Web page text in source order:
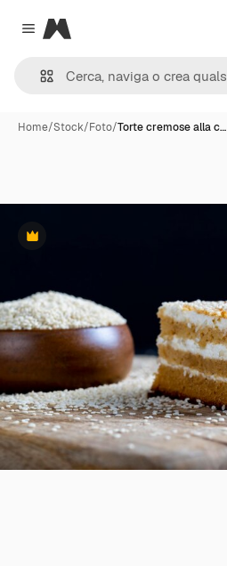
Close menu
Magnific
Home/Stock/Foto/Torte cremose alla c…
Premium